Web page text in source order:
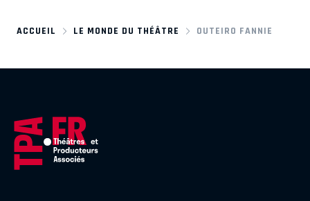
ACCUEIL LE MONDE DU THÉÂTRE OUTEIRO FANNIE